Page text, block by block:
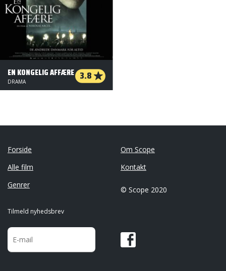
EN KONGELIG AFFÆRE 3.8
DRAMA
Forside
Alle film
Genrer
Om Scope
Kontakt
© Scope 2020
Tilmeld nyhedsbrev